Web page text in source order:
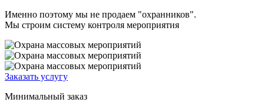
Именно поэтому мы не продаем "охранников".
Мы строим систему контроля мероприятия
Заказать услугу
Минимальный заказ